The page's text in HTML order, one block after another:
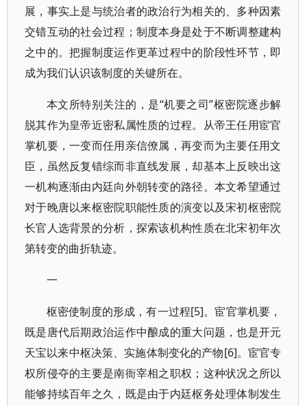
展，事实上是与统治者的政治行为相关的、多种因素
交错互动的社会过程；制度本身是处于不断调整建构
之中的。把握制度运作更革过程中的阶段性环节，即
成为我们认识该制度的关键所在。
本文所特别关注的，是“机要之司”枢密院逐步解
脱其作为皇帝近密私属性质的过程。从帝王任用宦官
掌机要，一变而任用亲信僚属，再变而为主要任用文
臣，虽然反复错综而非直线发展，却基本上反映出这
一机构逐渐由内廷向外朝转变的路径。本文希望通过
对于晚唐以来枢密院职能性质的演变以及宋初枢密院
长官人选背景的分析，探索该机构性质在北宋初年次
第转变的曲折轨迹。
一
枢密使制度的形成，有一过程[5]。宦官掌机要，
既是唐代后期政治运作中酿成的重大问题，也是开元
天宝以来中枢决策、实施体制变化的产物[6]。宦官专
权所侵夺的主要是南衙宰相之职权；这种状况之所以
能够持续百年之久，既是由于内廷枢务处理体制发生